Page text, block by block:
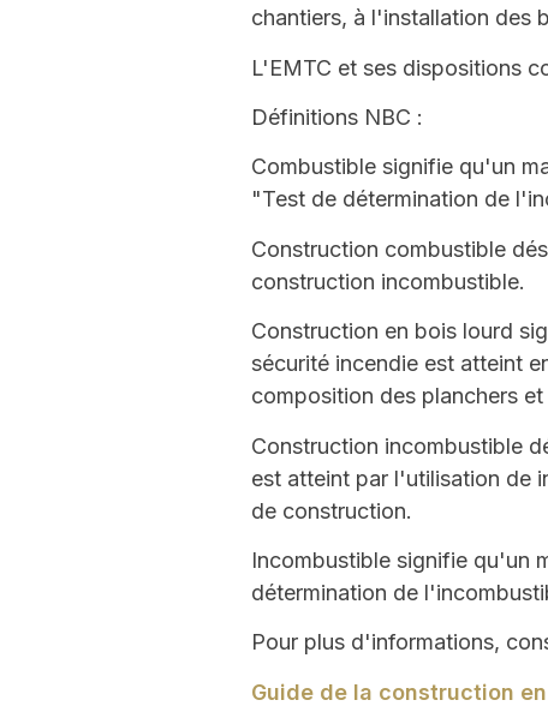
chantiers, à l'installation des
L'EMTC et ses dispositions
Définitions NBC :
Combustiblesignifie qu'un
"Test de détermination de
Construction combustible
construction incombustible.
Construction en bois lourd
sécurité incendie est atteint
composition des planchers
Construction incombustible
est atteint par l'utilisation de
de construction.
Incombustiblesignifie qu'un
détermination de
Pour plus d'informations,
Guide de la construction